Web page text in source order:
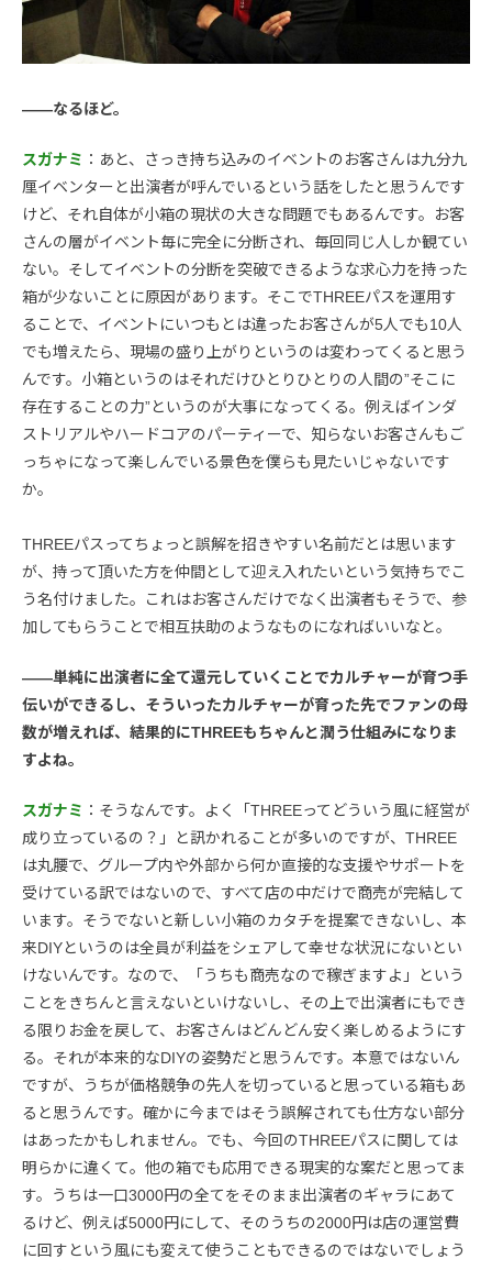
――なるほど。
スガナミ ：あと、さっき持ち込みのイベントのお客さんは九分九
厘イベンターと出演者が呼んでいるという話をしたと思うんです
けど、それ自体が小箱の現状の大きな問題でもあるんです。お客
さんの層がイベント毎に完全に分断され、毎回同じ人しか観てい
ない。そしてイベントの分断を突破できるような求心力を持った
箱が少ないことに原因があります。そこでTHREEパスを運用す
ることで、イベントにいつもとは違ったお客さんが5人でも10人
でも増えたら、現場の盛り上がりというのは変わってくると思う
んです。小箱というのはそれだけひとりひとりの人間の”そこに
存在することの力”というのが大事になってくる。例えばインダ
ストリアルやハードコアのパーティーで、知らないお客さんもご
っちゃになって楽しんでいる景色を僕らも見たいじゃないです
か。
THREEパスってちょっと誤解を招きやすい名前だとは思います
が、持って頂いた方を仲間として迎え入れたいという気持ちでこ
う名付けました。これはお客さんだけでなく出演者もそうで、参
加してもらうことで相互扶助のようなものになればいいなと。
――単純に出演者に全て還元していくことでカルチャーが育つ手
伝いができるし、そういったカルチャーが育った先でファンの母
数が増えれば、結果的にTHREEもちゃんと潤う仕組みになりま
すよね。
スガナミ ：そうなんです。よく「THREEってどういう風に経営が
成り立っているの？」と訊かれることが多いのですが、THREE
は丸腰で、グループ内や外部から何か直接的な支援やサポートを
受けている訳ではないので、すべて店の中だけで商売が完結して
います。そうでないと新しい小箱のカタチを提案できないし、本
来DIYというのは全員が利益をシェアして幸せな状況にないとい
けないんです。なので、「うちも商売なので稼ぎますよ」という
ことをきちんと言えないといけないし、その上で出演者にもでき
る限りお金を戻して、お客さんはどんどん安く楽しめるようにす
る。それが本来的なDIYの姿勢だと思うんです。本意ではないん
ですが、うちが価格競争の先人を切っていると思っている箱もあ
ると思うんです。確かに今まではそう誤解されても仕方ない部分
はあったかもしれません。でも、今回のTHREEパスに関しては
明らかに違くて。他の箱でも応用できる現実的な案だと思ってま
す。うちは一口3000円の全てをそのまま出演者のギャラにあて
るけど、例えば5000円にして、そのうちの2000円は店の運営費
に回すという風にも変えて使うこともできるのではないでしょう